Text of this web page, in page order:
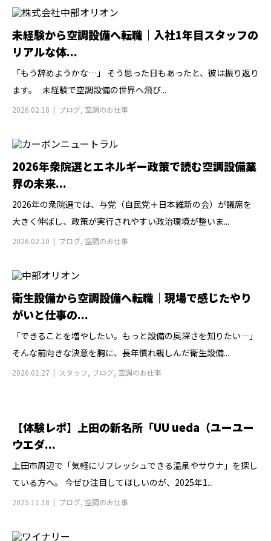
未経験から空調設備へ転職｜入社1年目スタッフの
リアルな体...
「もう辞めようかな…」 そう思った日もあったと、彼は振り返り
ます。 未経験で空調設備の世界へ飛び...
2026.02.18 ブログ, 空調のお仕事
2026年衆院選とエネルギー政策で読む空調設備業
界の未来...
2026年の衆院選では、与党（自民党＋日本維新の会）が議席を
大きく伸ばし、政策が実行されやすい政治環境が整いま...
2026.02.10 ブログ, 空調のお仕事
衛生設備から空調設備へ転職｜現場で感じたやり
がいと仕事の...
「できることを増やしたい。もっと設備の奥深さを知りたい―」
そんな前向きな決意を胸に、長年慣れ親しんだ衛生設備...
2026.01.27 スタッフ, ブログ, 空調のお仕事
【体験レポ】上田の新名所「UU ueda（ユーユー
ウエダ...
上田市周辺で「気軽にリフレッシュできる温泉やサウナ」を探し
ている方へ。 今ぜひ注目してほしいのが、2025年1...
2025.11.18 ブログ, 空調のお仕事